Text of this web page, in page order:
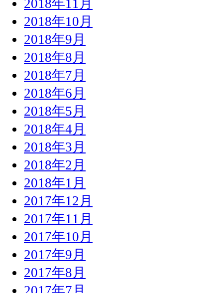
2018年11月
2018年10月
2018年9月
2018年8月
2018年7月
2018年6月
2018年5月
2018年4月
2018年3月
2018年2月
2018年1月
2017年12月
2017年11月
2017年10月
2017年9月
2017年8月